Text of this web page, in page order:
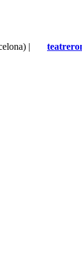
|